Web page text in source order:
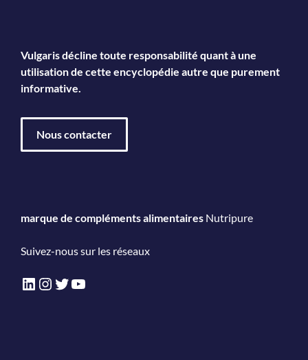
Vulgaris décline toute responsabilité quant à une
utilisation de cette encyclopédie autre que purement
informative.
Nous contacter
marque de compléments alimentaires Nutripure
Suivez-nous sur les réseaux
LinkedIn
Instagram
Twitter
YouTube